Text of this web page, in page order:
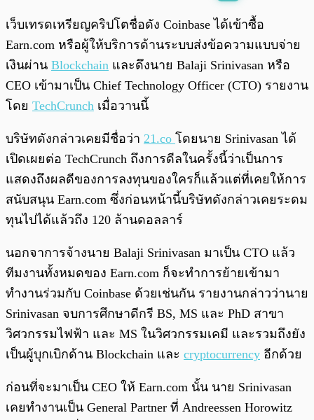
พร้อมเล่น 0:00/
เว็บเทรดเหรียญคริปโตชื่อดัง Coinbase ได้เข้าซื้อ
Earn.com หรือผู้ให้บริการด้านระบบส่งข้อความแบบจ่าย
เงินผ่าน Blockchain และดึงนาย Balaji Srinivasan หรือ
CEO เข้ามาเป็น Chief Technology Officer (CTO) รายงาน
โดย TechCrunch เมื่อวานนี้
บริษัทดังกล่าวเคยมีชื่อว่า 21.co โดยนาย Srinivasan ได้
เปิดเผยต่อ TechCrunch ถึงการดีลในครั้งนี้ว่าเป็นการ
แสดงถึงผลดีของการลงทุนของใครก็แล้วแต่ที่เคยให้การ
สนับสนุน Earn.com ซึ่งก่อนหน้านี้บริษัทดังกล่าวเคยระดม
ทุนไปได้แล้วถึง 120 ล้านดอลลาร์
นอกจาการจ้างนาย Balaji Srinivasan มาเป็น CTO แล้ว
ทีมงานทั้งหมดของ Earn.com ก็จะทำการย้ายเข้ามา
ทำงานร่วมกับ Coinbase ด้วยเช่นกัน รายงานกล่าวว่านาย
Srinivasan จบการศึกษาดีกรี BS, MS และ PhD สาขา
วิศวกรรมไฟฟ้า และ MS ในวิศวกรรมเคมี และรวมถึงยัง
เป็นผู้บุกเบิกด้าน Blockchain และ cryptocurrency อีกด้วย
ก่อนที่จะมาเป็น CEO ให้ Earn.com นั้น นาย Srinivasan
เคยทำงานเป็น General Partner ที่ Andreessen Horowitz